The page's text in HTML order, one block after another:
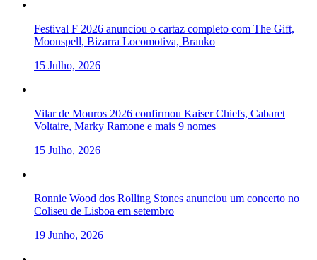
Festival F 2026 anunciou o cartaz completo com The Gift,
Moonspell, Bizarra Locomotiva, Branko
15 Julho, 2026
Vilar de Mouros 2026 confirmou Kaiser Chiefs, Cabaret
Voltaire, Marky Ramone e mais 9 nomes
15 Julho, 2026
Ronnie Wood dos Rolling Stones anunciou um concerto no
Coliseu de Lisboa em setembro
19 Junho, 2026